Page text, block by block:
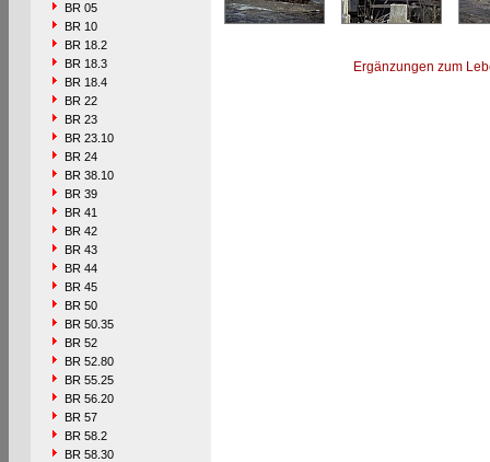
BR 05
BR 10
BR 18.2
BR 18.3
BR 18.4
BR 22
BR 23
BR 23.10
BR 24
BR 38.10
BR 39
BR 41
BR 42
BR 43
BR 44
BR 45
BR 50
BR 50.35
BR 52
BR 52.80
BR 55.25
BR 56.20
BR 57
BR 58.2
BR 58.30
Ergänzungen zum